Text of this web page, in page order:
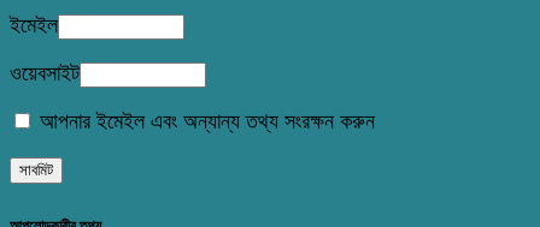
ইমেইল
ওয়েবসাইট
আপনার ইমেইল এবং অন্যান্য তথ্য সংরক্ষন করুন